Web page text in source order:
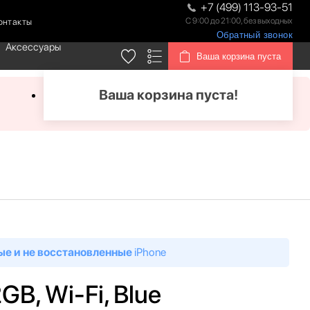
+7 (499) 113-93-51
С 9:00 до 21:00, без выходных
Обратный звонок
Аксессуары
Ваша корзина пуста
Ваша корзина пуста!
и не восстановленныеiPhone
Wi-Fi, Blue